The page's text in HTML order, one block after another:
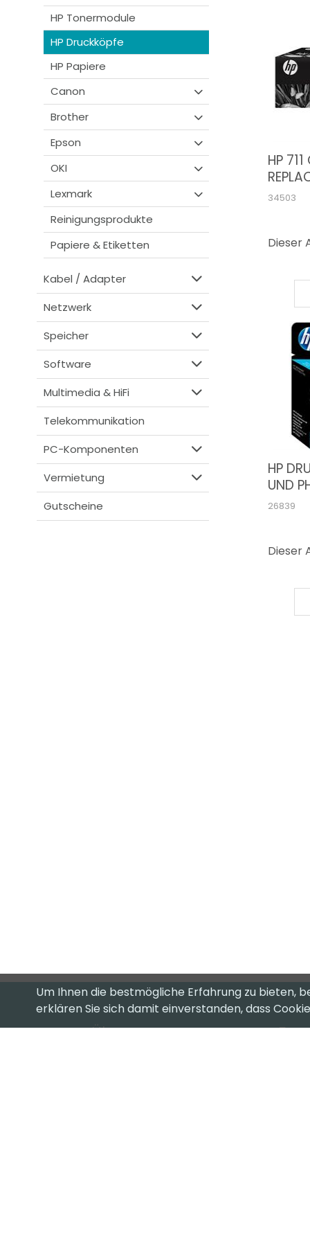
HP Tonermodule
HP Druckköpfe
HP Papiere
Canon
Brother
Epson
OKI
Lexmark
Reinigungsprodukte
Papiere & Etiketten
Kabel / Adapter
Netzwerk
Speicher
Software
Multimedia & HiFi
Telekommunikation
PC-Komponenten
Vermietung
Gutscheine
HP
34503
Dieser
HP
UND
26839
Dieser
Über uns
Um Ihnen die bestmögliche Erfahrung zu bieten,
erklären Sie sich damit einverstanden, dass